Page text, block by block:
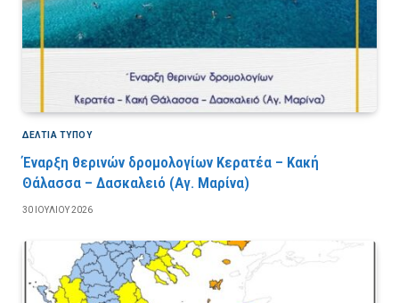
ΔΕΛΤΙΑ ΤΥΠΟΥ
Έναρξη θερινών δρομολογίων Κερατέα – Κακή
Θάλασσα – Δασκαλειό (Αγ. Μαρίνα)
30 ΙΟΥΛΊΟΥ 2026